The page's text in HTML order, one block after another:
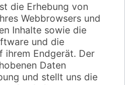
die Erhebung von
Webbrowsers und
Inhalte sowie die
und die
ihrem Endgerät. Der
Daten
und stellt uns die